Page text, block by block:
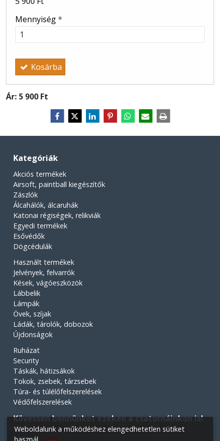
Mennyiség*
Kosárba
Ár: 5 900 Ft
Kategóriák
Akciós termékek
Airsoft, paintball kiegészítők
Zászlók
Álcahálók, álcaruhák
Katonai régiségek, relikviák
Egyedi termékek
Esővédők
Dögcédulák
Használt termékek
Jelvények, felvarrók
Kések, vágóeszközök
Lábbelik
Lámpák
Övek, szíjak
Ládák, tárolók, dobozok
Újdonságok
Ruházat
Security
Táskák, hátizsákok
Tokok, zsebek, tárzsebek
Túra- és túlélőfelszerelések
Védőfelszerelések
Kövessen bennünket ezeken a csatornáinkon is!
Weboldalunk a működéshez elengedhetetlen sütiket